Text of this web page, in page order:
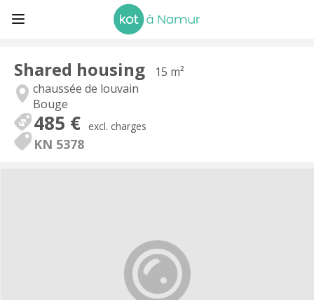
Shared housing
15 m²
chaussée de louvain
Bouge
485 € excl. charges
KN 5378